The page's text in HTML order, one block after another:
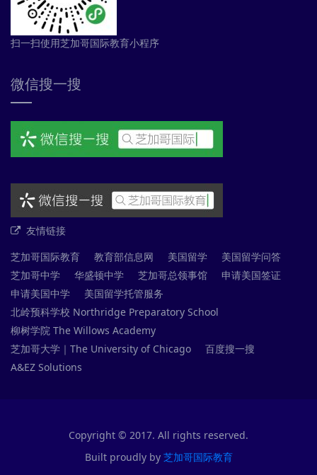
扫一扫使用芝加哥国际教育小程序
微信搜一搜
友情链接
芝加哥国际教育
教育部信息网 美国留学
美国留学问答
芝加哥中学
华盛顿中学 芝加哥总领事馆
申请美国签证
申请美国中学
美国留学托管服务
北岭预科学校 Northridge Preparatory School
柳树学院 The Willows Academy
芝加哥大学｜The University of Chicago
百度搜一搜
A&EZ Solutions
Copyright © 2017. All rights reserved.
Built proudly by 芝加哥国际教育